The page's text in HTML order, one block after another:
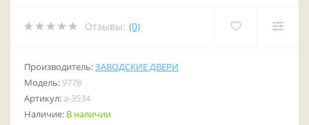
Отзывы: (0)
Производитель:ЗАВОДСКИЕ ДВЕРИ
Модель: 9778
Артикул: a-3534
Наличие: В наличии